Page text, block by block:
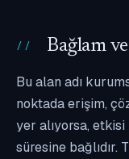
Bağlam
Bu alan adı
noktada erişim,
yer alıyorsa,
süresine bağlıdır.